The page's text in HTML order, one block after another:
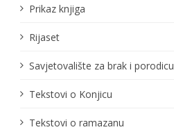
Prikaz knjiga
Rijaset
Savjetovalište za brak i porodicu
Tekstovi o Konjicu
Tekstovi o ramazanu